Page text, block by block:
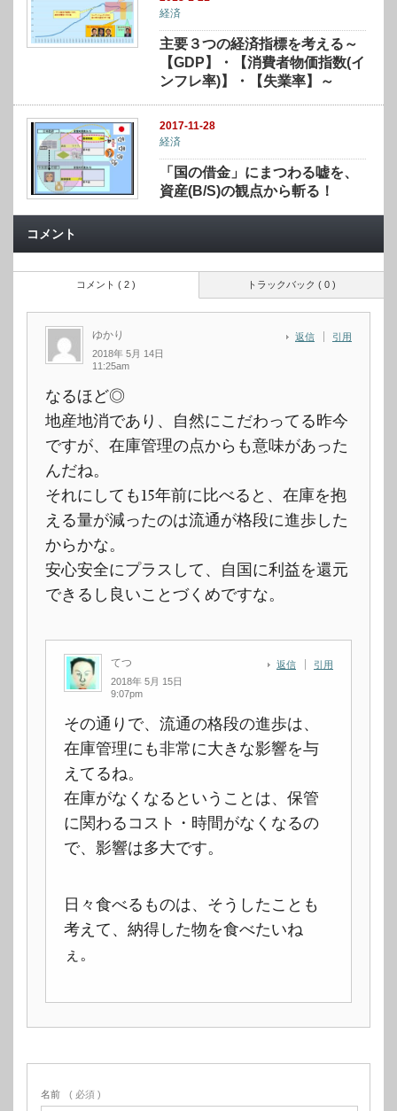
経済
主要３つの経済指標を考える～
【GDP】・【消費者物価指数(イ
ンフレ率)】・【失業率】～
2017-11-28
経済
「国の借金」にまつわる嘘を、
資産(B/S)の観点から斬る！
コメント
トラックバック ( 0 )
コメント ( 2 )
ゆかり
2018年 5月 14日
11:25am
返信 引用
なるほど◎
地産地消であり、自然にこだわってる昨今
ですが、在庫管理の点からも意味があった
んだね。
それにしても15年前に比べると、在庫を抱
える量が減ったのは流通が格段に進歩した
からかな。
安心安全にプラスして、自国に利益を還元
できるし良いことづくめですな。
てつ
2018年 5月 15日
9:07pm
返信 引用
その通りで、流通の格段の進歩は、
在庫管理にも非常に大きな影響を与
えてるね。
在庫がなくなるということは、保管
に関わるコスト・時間がなくなるの
で、影響は多大です。
日々食べるものは、そうしたことも
考えて、納得した物を食べたいね
ぇ。
名前 ( 必須 )